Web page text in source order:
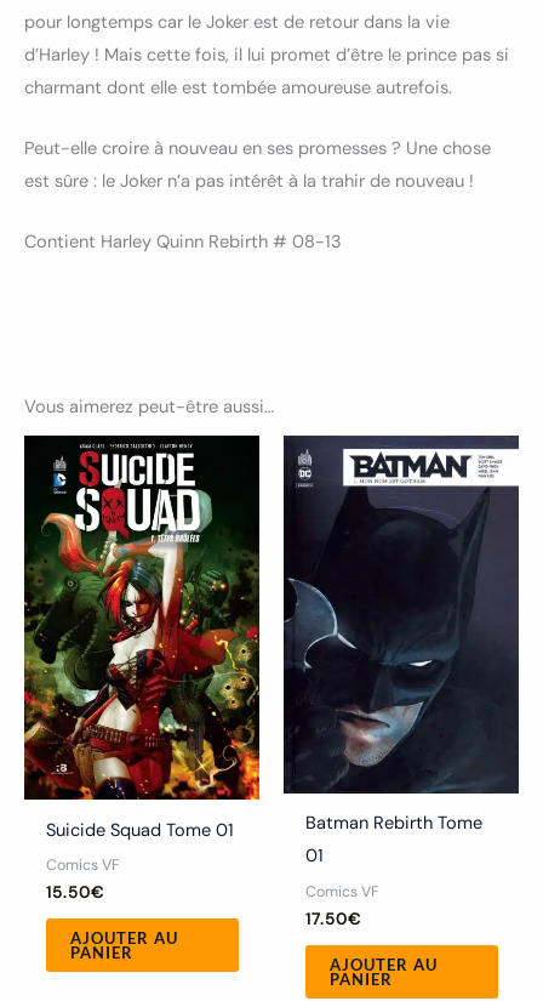
pour longtemps car le Joker est de retour dans la vie
d’Harley ! Mais cette fois, il lui promet d’être le prince pas si
charmant dont elle est tombée amoureuse autrefois.
Peut-elle croire à nouveau en ses promesses ? Une chose
est sûre : le Joker n’a pas intérêt à la trahir de nouveau !
Contient Harley Quinn Rebirth # 08-13
Vous aimerez peut-être aussi…
Suicide Squad Tome 01
Comics VF
15.50€
AJOUTER AU
PANIER
Batman Rebirth Tome
01
Comics VF
17.50€
AJOUTER AU
PANIER